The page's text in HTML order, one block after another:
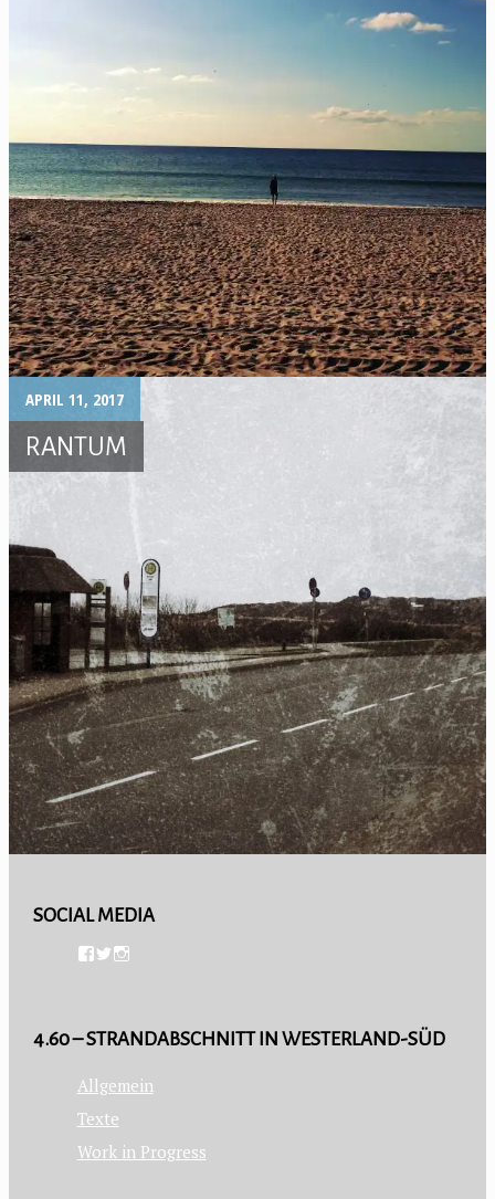
APRIL 11, 2017
RANTUM
SOCIAL MEDIA
4.60 – STRANDABSCHNITT IN WESTERLAND-SÜD
Allgemein
Texte
Work in Progress